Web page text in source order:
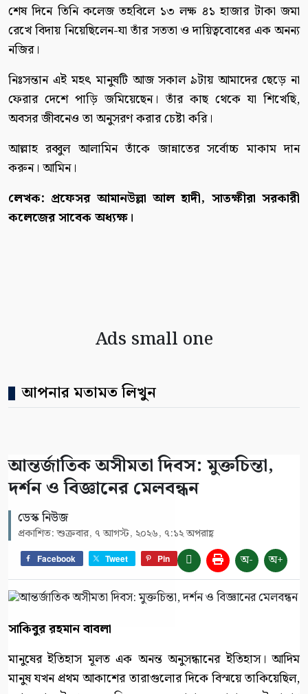
শেষ দিনে তিনি কলেজ তহবিলে ১৩ লক্ষ ৪১ হাজার টাকা জমা
রেখে বিদায় নিয়েছিলেন-যা তাঁর সততা ও দায়িত্ববোধের এক অনন্য
নজির।
নিঃসন্তান এই মহৎ মানুষটি আজ সকাল ৯টায় আমাদের ছেড়ে না
ফেরার দেশে পাড়ি জমিয়েছেন। তাঁর কাছ থেকে যা শিখেছি,
অবসর জীবনেও তা অনুসরণ করার চেষ্টা করি।
আল্লাহ রব্বুল আলামিন তাঁকে জান্নাতের সর্বোচ্চ মাকাম দান
করুন। আমিন।
লেখক: প্রফেসর আমানউল্লা আল হাদী, সাতক্ষীরা সরকারী
কলেজের সাবেক অধ্যক্ষ।
Ads small one
আপনার মতামত লিখুন
আন্তর্জাতিক অসীমতা দিবস: মুক্তচিন্তা,
দর্শন ও বিজ্ঞানের মেলবন্ধন
ডেস্ক নিউজ
প্রকাশিত: শুক্রবার, ৭ আগস্ট, ২০২৬, ৭:১২ অপরাহ্ণ
Facebook Tweet Pin অ- অ+
সাকিবুর রহমান বাবলা
মানুষের ইতিহাস মূলত এক অনন্ত অনুসন্ধানের ইতিহাস। আদিম
মানুষ যখন প্রথম আকাশের তারাগুলোর দিকে বিস্ময়ে তাকিয়েছিল,